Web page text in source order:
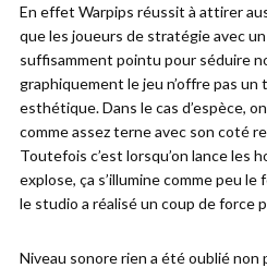
En effet Warpips réussit à attirer
que les joueurs de stratégie avec
suffisamment pointu pour séduire
graphiquement le jeu n’offre pas un
esthétique. Dans le cas d’espèce,
comme assez terne avec son coté
Toutefois c’est lorsqu’on lance les
explose, ça s’illumine comme peu
le studio a réalisé un coup de force
Niveau sonore rien a été oublié non